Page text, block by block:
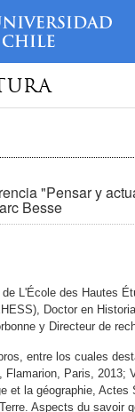
"Pensar y
Besse
L'École des Hautes
Doctor en
y Directeur de
entre los cuales
Flamarion, Paris, 2013;
et la géographie, Actes
Aspects du savoir